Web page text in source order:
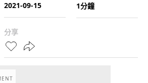
2021-09-15
1分鐘
分享